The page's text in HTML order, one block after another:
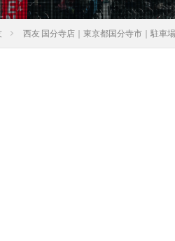
西友 国分寺店｜東京都国分寺市｜駐車
岡山県 広島県
山口県
愛媛県 高知県
福岡県
熊本県 大分県
宮崎県